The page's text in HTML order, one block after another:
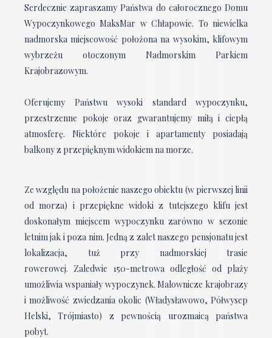
Serdecznie zapraszamy Państwa do całorocznego Domu
Wypoczynkowego MaksMar w Chłapowie. To niewielka
nadmorska miejscowość położona na wysokim, klifowym
wybrzeżu otoczonym Nadmorskim Parkiem
Krajobrazowym.
Oferujemy Państwu wysoki standard wypoczynku,
przestrzenne pokoje oraz gwarantujemy miłą i ciepłą
atmosferę. Niektóre pokoje i apartamenty posiadają
balkony z przepięknym widokiem na morze.
Ze względu na położenie naszego obiektu (w pierwszej linii
od morza) i przepiękne widoki z tutejszego klifu jest
doskonałym miejscem wypoczynku zarówno w sezonie
letnim jak i poza nim. Jedną z zalet naszego pensjonatu jest
lokalizacja, tuż przy nadmorskiej trasie
rowerowej. Zaledwie 150-metrowa odległość od plaży
umożliwia wspaniały wypoczynek. Malownicze krajobrazy
i możliwość zwiedzania okolic (Władysławowo, Półwysep
Helski, Trójmiasto) z pewnością urozmaicą państwa
pobyt.